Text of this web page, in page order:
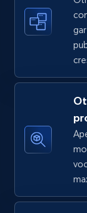
TikTok
by
URL, Title,
price, Final
TikTok
price, Final